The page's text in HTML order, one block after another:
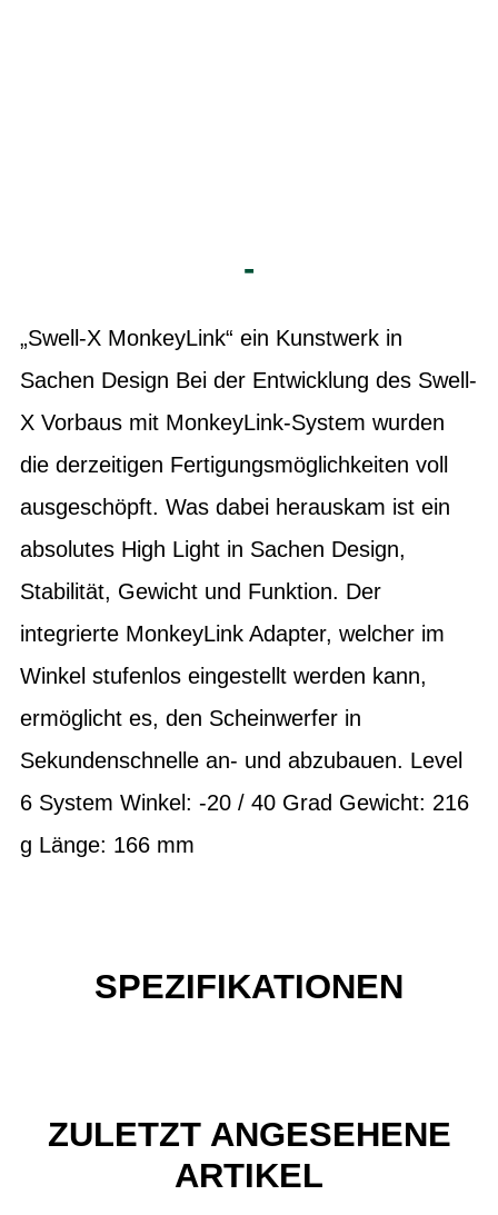
-
„Swell-X MonkeyLink“ ein Kunstwerk in
Sachen Design Bei der Entwicklung des Swell-
X Vorbaus mit MonkeyLink-System wurden
die derzeitigen Fertigungsmöglichkeiten voll
ausgeschöpft. Was dabei herauskam ist ein
absolutes High Light in Sachen Design,
Stabilität, Gewicht und Funktion. Der
integrierte MonkeyLink Adapter, welcher im
Winkel stufenlos eingestellt werden kann,
ermöglicht es, den Scheinwerfer in
Sekundenschnelle an- und abzubauen. Level
6 System Winkel: -20 / 40 Grad Gewicht: 216
g Länge: 166 mm
SPEZIFIKATIONEN
ZULETZT ANGESEHENE
ARTIKEL